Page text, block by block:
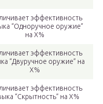
эффективность
“Одноручное оружие”
на Х%
эффективность
“Двуручное оружие” на
Х%
эффективность
“Скрытность” на Х%